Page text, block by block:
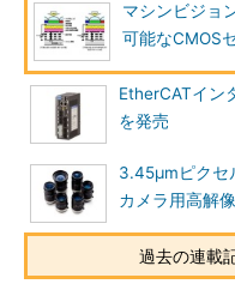
マシンビジョ
可能なCMOS
EtherCATイン
を発売
3.45μmピクセ
カメラ用高解
過去の連載